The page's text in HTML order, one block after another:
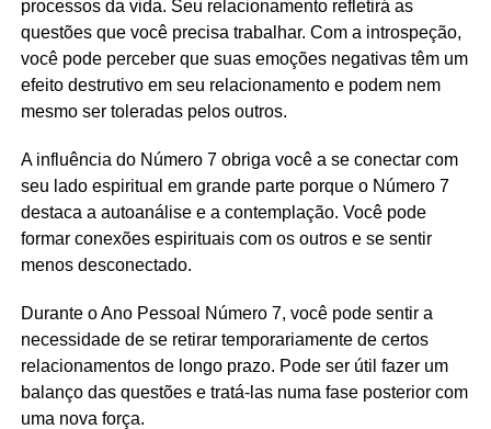
processos da vida. Seu relacionamento refletirá as
questões que você precisa trabalhar. Com a introspeção,
você pode perceber que suas emoções negativas têm um
efeito destrutivo em seu relacionamento e podem nem
mesmo ser toleradas pelos outros.
A influência do Número 7 obriga você a se conectar com
seu lado espiritual em grande parte porque o Número 7
destaca a autoanálise e a contemplação. Você pode
formar conexões espirituais com os outros e se sentir
menos desconectado.
Durante o Ano Pessoal Número 7, você pode sentir a
necessidade de se retirar temporariamente de certos
relacionamentos de longo prazo. Pode ser útil fazer um
balanço das questões e tratá-las numa fase posterior com
uma nova força.